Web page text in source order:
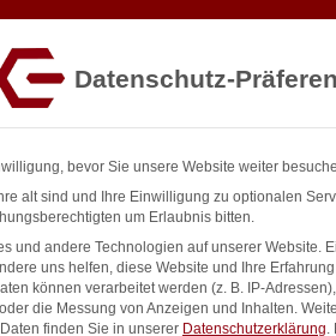
HENDI, 2 Stk., (L)300mm
€ exkl. MwSt. In den
Datenschutz-
bevor Sie unsere Website weiter
alt sind und Ihre Einwilligung zu optionalen
um Erlaubnis bitten.
und andere Technologien auf unserer Website.
uns helfen, diese Website und Ihre
können verarbeitet werden (z. B. IP-
die Messung von Anzeigen und Inhalten.
finden Sie in unserer Datenschutzerklärung.